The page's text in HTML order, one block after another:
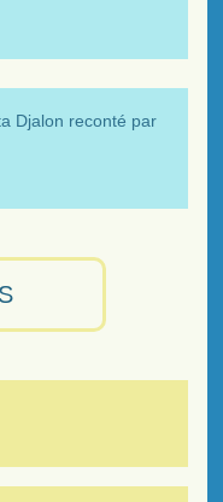
Djalon reconté par